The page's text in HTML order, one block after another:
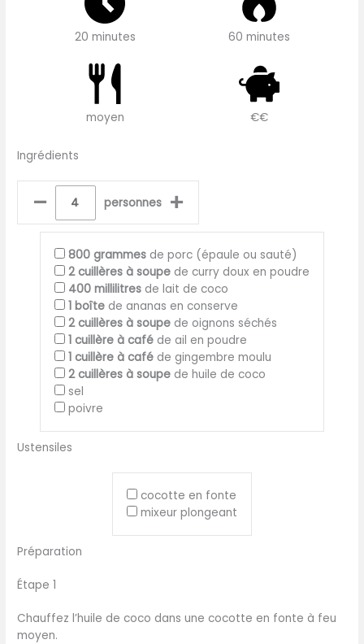
20 minutes 60 minutes
moyen €€
Ingrédients
– personnes +
800 grammes de porc (épaule ou sauté)
2 cuillères à soupe de curry doux en poudre
400 millilitres de lait de coco
1 boîte de ananas en conserve
2 cuillères à soupe de oignons séchés
1 cuillère à café de ail en poudre
1 cuillère à café de gingembre moulu
2 cuillères à soupe de huile de coco
sel
poivre
Ustensiles
cocotte en fonte
mixeur plongeant
Préparation
Étape 1
Chauffez l’huile de coco dans une cocotte en fonte à feu
moyen.